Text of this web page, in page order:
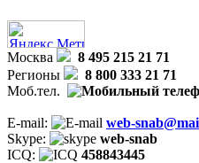
Москва
8 495 215 21 71
Регионы
8 800 333 21 71
Моб.тел.
E-mail:
web-
Skype:
web-snab
ICQ:
458843445